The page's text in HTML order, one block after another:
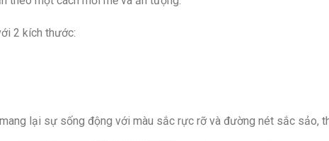
2 kích thước:
lại sự sống động với màu sắc rực rỡ và đường nét sắc sảo,